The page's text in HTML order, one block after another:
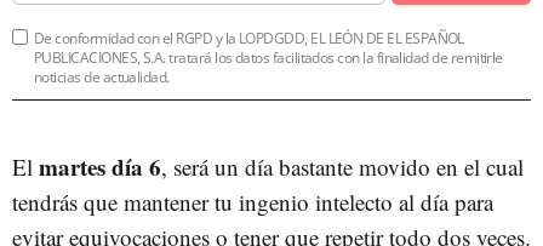
De conformidad con el RGPD y la LOPDGDD, EL LEÓN DE EL ESPAÑOL
PUBLICACIONES, S.A. tratará los datos facilitados con la finalidad de remitirle
noticias de actualidad.
El martes día 6, será un día bastante movido en el cual
tendrás que mantener tu ingenio intelecto al día para
evitar equivocaciones o tener que repetir todo dos veces.